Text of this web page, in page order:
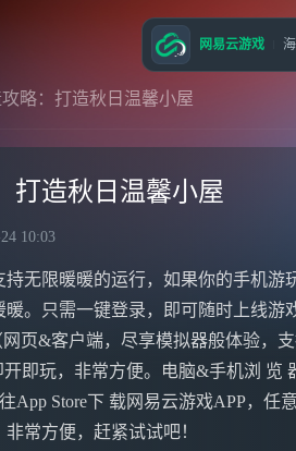
略：打造秋日温馨小屋
打造秋日温馨小屋
10:03
无限暖暖的运行，如果你的手机游
。只需一键登录，即可随时上线游
页&客户端，尽享模拟器般体验，支
即玩，非常方便。电脑&手机浏 览
App Store下 载网易云游戏APP，任
常方便，赶紧试试吧！
网易云游戏